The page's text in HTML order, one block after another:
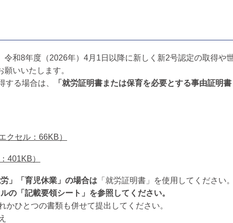
令和8年度（2026年）4月1日以降に新しく新2号認定の取得
いいたします。
する場合は、
「就労証明書または保育を必要とする事由証明
クセル：66KB）
401KB）
労」「育児休業」の場合は 「就労証明書」を使用してください。
の「記載要領シート」を参照してください。
ひとつの書類も併せて提出してください。